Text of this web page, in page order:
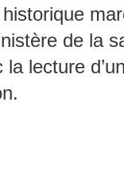
historique
de la
la lecture